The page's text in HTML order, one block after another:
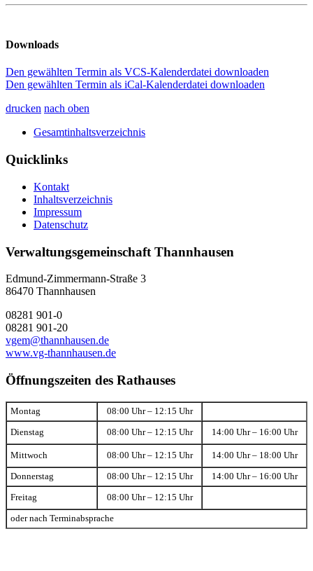
Downloads
Den gewählten Termin als VCS-Kalenderdatei downloaden
Den gewählten Termin als iCal-Kalenderdatei downloaden
drucken nach oben
Gesamtinhaltsverzeichnis
Quicklinks
Kontakt
Inhaltsverzeichnis
Impressum
Datenschutz
Verwaltungsgemeinschaft Thannhausen
Edmund-Zimmermann-Straße 3
86470 Thannhausen
08281 901-0
08281 901-20
vgem@thannhausen.de
www.vg-thannhausen.de
Öffnungszeiten des Rathauses
Montag 08:00 Uhr – 12:15 Uhr
Dienstag 08:00 Uhr – 12:15 Uhr 14:00 Uhr – 16:00 Uhr
Mittwoch 08:00 Uhr – 12:15 Uhr 14:00 Uhr – 18:00 Uhr
Donnerstag 08:00 Uhr – 12:15 Uhr 14:00 Uhr – 16:00 Uhr
Freitag 08:00 Uhr – 12:15 Uhr
oder nach Terminabsprache